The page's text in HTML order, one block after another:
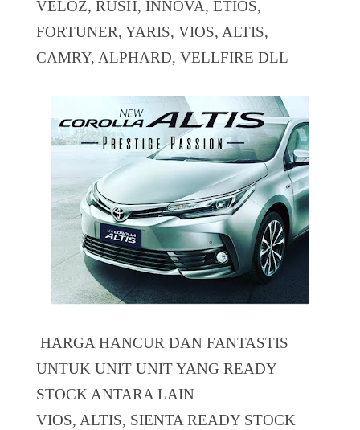
VELOZ, RUSH, INNOVA, ETIOS,
FORTUNER, YARIS, VIOS, ALTIS,
CAMRY, ALPHARD, VELLFIRE DLL
HARGA HANCUR DAN FANTASTIS
UNTUK UNIT UNIT YANG READY
STOCK ANTARA LAIN
VIOS, ALTIS, SIENTA READY STOCK